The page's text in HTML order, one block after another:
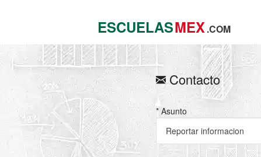
ESCUELASMEX.COM
Contacto
* Asunto